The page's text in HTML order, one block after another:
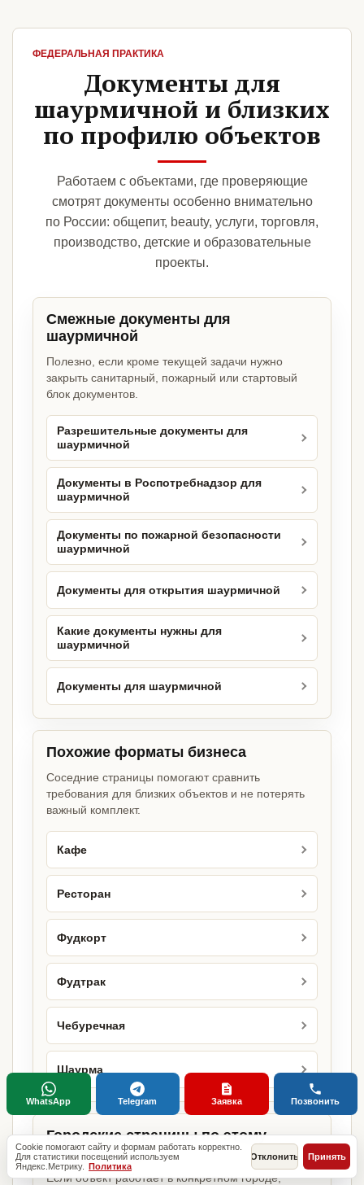
ФЕДЕРАЛЬНАЯ ПРАКТИКА
Документы для
шаурмичной и близких
по профилю объектов
Работаем с объектами, где проверяющие
смотрят документы особенно внимательно
по России: общепит, beauty, услуги, торговля,
производство, детские и образовательные
проекты.
Смежные документы для
шаурмичной
Полезно, если кроме текущей задачи нужно
закрыть санитарный, пожарный или стартовый
блок документов.
Разрешительные документы для
шаурмичной
Документы в Роспотребнадзор для
шаурмичной
Документы по пожарной безопасности
шаурмичной
Документы для открытия шаурмичной
Какие документы нужны для
шаурмичной
Документы для шаурмичной
Похожие форматы бизнеса
Соседние страницы помогают сравнить
требования для близких объектов и не потерять
важный комплект.
Кафе
Ресторан
Фудкорт
Фудтрак
Чебуречная
Шаурма
Городские страницы по этому
направлению
Если объект работает в конкретном городе,
Cookie помогают сайту и формам работать корректно.
Для статистики посещений используем
Яндекс.Метрику. Политика
Отклонить Принять
WhatsApp Telegram Заявка Позвонить